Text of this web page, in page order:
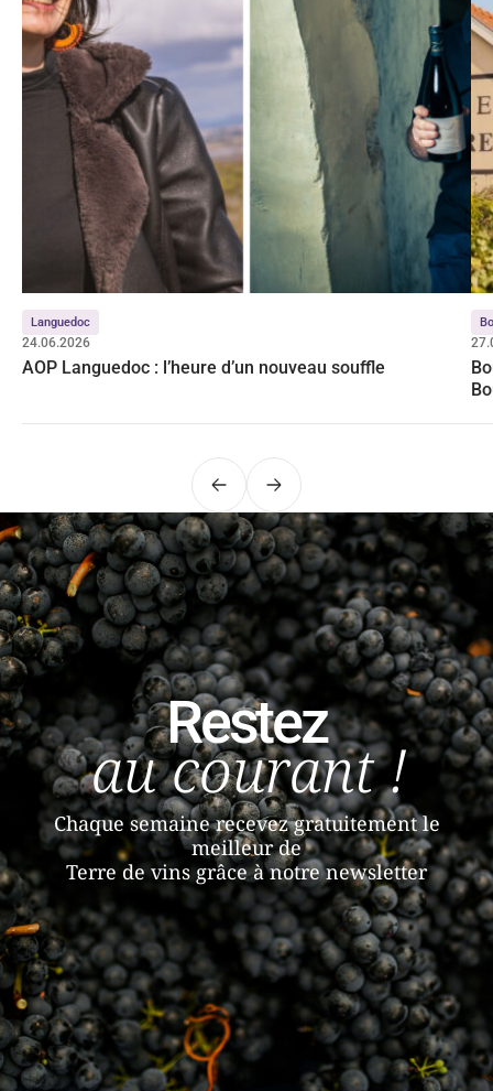
Languedoc
24.06.2026
AOP Languedoc : l’heure d’un nouveau souffle
PrécédentSuivant
Restez
au courant !
Chaque semaine recevez gratuitement le
meilleur de
Terre de vins grâce à notre newsletter